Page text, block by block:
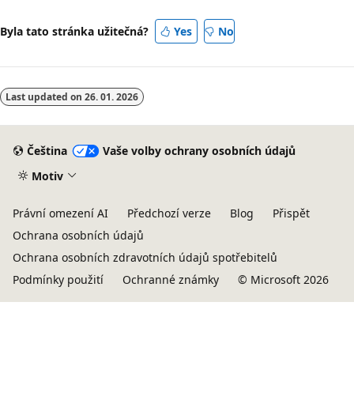
Byla tato stránka užitečná? Yes No
Last updated on 26. 01. 2026
Čeština
Vaše volby ochrany osobních údajů
Motiv
Právní omezení AI Předchozí verze Blog
Přispět
Ochrana osobních údajů
Ochrana osobních zdravotních údajů spotřebitelů
Podmínky použití
Ochranné známky © Microsoft 2026